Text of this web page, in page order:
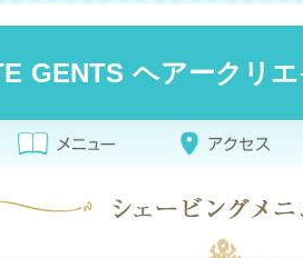
GENTS ヘアークリ